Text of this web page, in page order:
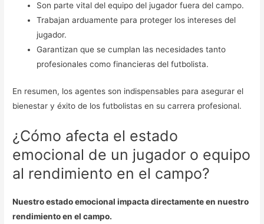
Son parte vital del equipo del jugador fuera del campo.
Trabajan arduamente para proteger los intereses del
jugador.
Garantizan que se cumplan las necesidades tanto
profesionales como financieras del futbolista.
En resumen, los agentes son indispensables para asegurar el
bienestar y éxito de los futbolistas en su carrera profesional.
¿Cómo afecta el estado
emocional de un jugador o equipo
al rendimiento en el campo?
Nuestro estado emocional impacta directamente en nuestro
rendimiento en el campo.